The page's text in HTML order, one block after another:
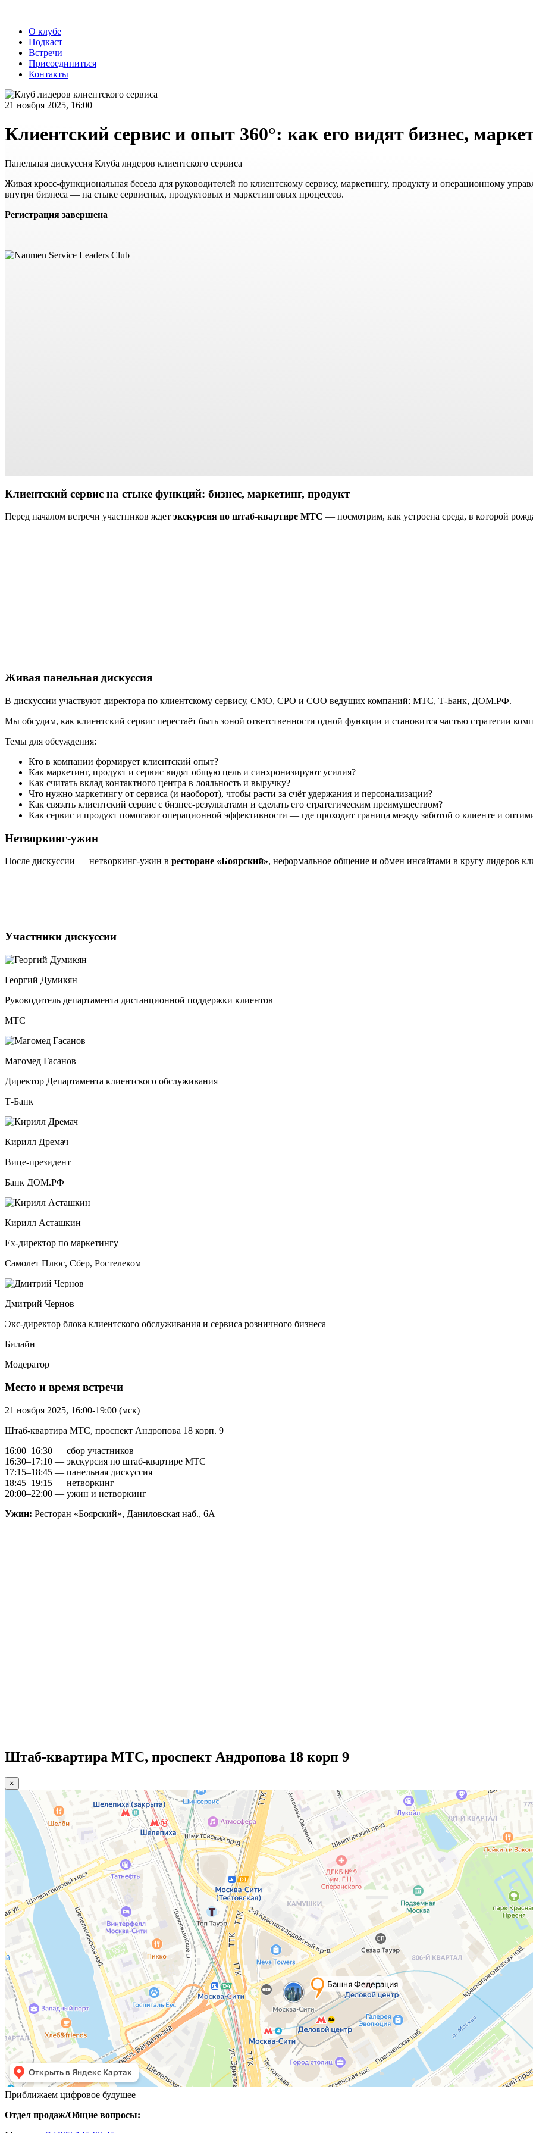
О клубе
Подкаст
Встречи
Присоединиться
Контакты
21 ноября 2025, 16:00
Клиентский сервис и опыт 360°: как его видят бизнес,
Панельная дискуссия Клуба лидеров клиентского сервиса
Живая кросс-функциональная беседа для руководителей по клиентскому сервису, маркетингу, продукту и операционному
внутри бизнеса — на стыке сервисных, продуктовых и маркетинговых процессов.
Регистрация завершена
Клиентский сервис на стыке функций: бизнес, маркетинг, продукт
Перед началом встречи участников ждет экскурсия по штаб-квартире МТС — посмотрим, как устроена среда, в которой
Живая панельная дискуссия
В дискуссии участвуют директора по клиентскому сервису, CMO, CPO и COO ведущих компаний: МТС, Т-Банк, ДОМ.РФ.
Мы обсудим, как клиентский сервис перестаёт быть зоной ответственности одной функции и становится частью стратегии
Темы для обсуждения:
Кто в компании формирует клиентский опыт?
Как маркетинг, продукт и сервис видят общую цель и синхронизируют усилия?
Как считать вклад контактного центра в лояльность и выручку?
Что нужно маркетингу от сервиса (и наоборот), чтобы расти за счёт удержания и персонализации?
Как связать клиентский сервис с бизнес-результатами и сделать его стратегическим преимуществом?
Как сервис и продукт помогают операционной эффективности — где проходит граница между заботой о клиенте и
Нетворкинг-ужин
После дискуссии — нетворкинг-ужин в ресторане «Боярский», неформальное общение и обмен инсайтами в кругу лидеров
Участники дискуссии
Георгий Думикян
Руководитель департамента дистанционной поддержки клиентов
МТС
Магомед Гасанов
Директор Департамента клиентского обслуживания
Т-Банк
Кирилл Дремач
Вице-президент
Банк ДОМ.РФ
Кирилл Асташкин
Ex-директор по маркетингу
Самолет Плюс, Сбер, Ростелеком
Дмитрий Чернов
Экс-директор блока клиентского обслуживания и сервиса розничного бизнеса
Билайн
Модератор
Место и время встречи
21 ноября 2025, 16:00-19:00 (мск)
Штаб-квартира МТС, проспект Андропова 18 корп. 9
16:00–16:30 — сбор участников
16:30–17:10 — экскурсия по штаб-квартире МТС
17:15–18:45 — панельная дискуссия
18:45–19:15 — нетворкинг
20:00–22:00 — ужин и нетворкинг
Ужин: Ресторан «Боярский», Даниловская наб., 6А
Штаб-квартира МТС, проспект Андропова 18 корп 9
×
Приближаем цифровое будущее
Отдел продаж/Общие вопросы: